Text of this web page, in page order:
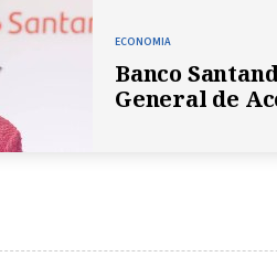
ECONOMIA
Banco
General de